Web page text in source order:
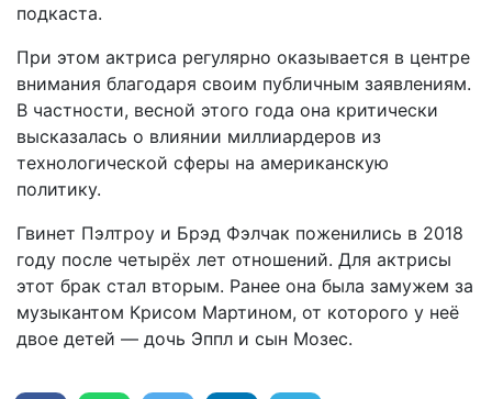
подкаста.
При этом актриса регулярно оказывается в центре
внимания благодаря своим публичным заявлениям.
В частности, весной этого года она критически
высказалась о влиянии миллиардеров из
технологической сферы на американскую
политику.
Гвинет Пэлтроу и Брэд Фэлчак поженились в 2018
году после четырёх лет отношений. Для актрисы
этот брак стал вторым. Ранее она была замужем за
музыкантом Крисом Мартином, от которого у неё
двое детей — дочь Эппл и сын Мозес.